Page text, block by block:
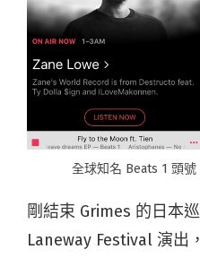
全球知名 Beats 1 頭號
剛結束 Grimes 的日本
Laneway Festival 演出